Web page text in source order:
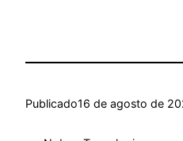
Publicado16 de agosto de